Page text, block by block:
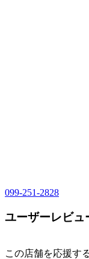
099-251-2828
ユーザーレビュ
この店舗を応援す